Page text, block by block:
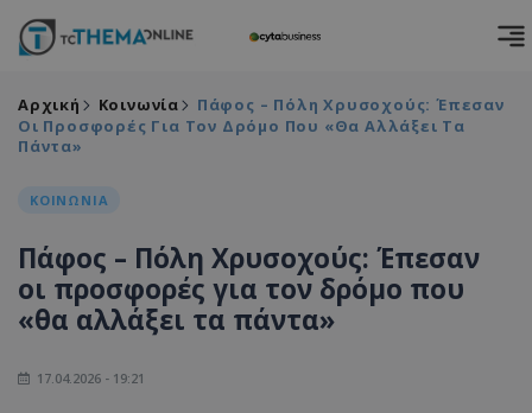
Αρχική Κοινωνία
Πάφος – Πόλη Χρυσοχούς: Έπεσαν
Οι Προσφορές Για Τον Δρόμο Που «θα Αλλάξει Τα
Πάντα»
ΚΟΙΝΩΝΙΑ
Πάφος – Πόλη Χρυσοχούς: Έπεσαν
οι προσφορές για τον δρόμο που
«θα αλλάξει τα πάντα»
17.04.2026 - 19:21